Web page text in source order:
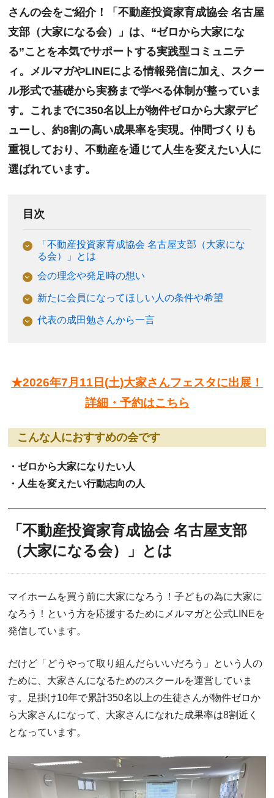
さんの会をご紹介！「不動産投資家育成協会 名古屋
支部（大家になる会）」は、“ゼロから大家にな
る”ことを本気でサポートする実践型コミュニテ
ィ。メルマガやLINEによる情報発信に加え、スクー
ル形式で基礎から実務まで学べる体制が整っていま
す。これまでに350名以上が物件ゼロから大家デビ
ューし、約8割の高い成果率を実現。仲間づくりも
重視しており、不動産を通じて人生を変えたい人に
選ばれています。
目次
「不動産投資家育成協会 名古屋支部（大家にな
る会）」とは
会の理念や発足時の想い
新たに会員になってほしい人の条件や希望
代表の成田勉さんから一言
★2026年7月11日(土)大家さんフェスタに出展！
詳細・予約はこちら
こんな人におすすめの会です
・ゼロから大家になりたい人
・人生を変えたい行動志向の人
「不動産投資家育成協会 名古屋支部
（大家になる会）」とは
マイホームを買う前に大家になろう！子どもの為に大家に
なろう！という方を応援するためにメルマガと公式LINEを
発信しています。
だけど「どうやって取り組んだらいいだろう」という人の
ために、大家さんになるためのスクールを運営していま
す。足掛け10年で累計350名以上の生徒さんが物件ゼロか
ら大家さんになって、大家さんになれた成果率は8割近く
となっています。